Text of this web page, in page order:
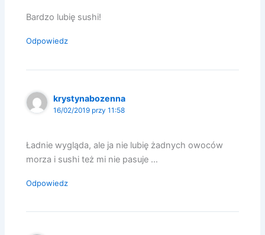
Bardzo lubię sushi!
Odpowiedz
krystynabozenna
16/02/2019 przy 11:58
Ładnie wygląda, ale ja nie lubię żadnych owoców
morza i sushi też mi nie pasuje …
Odpowiedz